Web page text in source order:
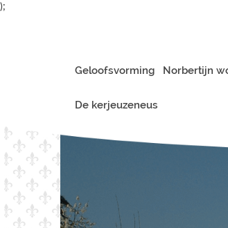
);
Geloofsvorming Norbertijn
De kerjeuzeneus